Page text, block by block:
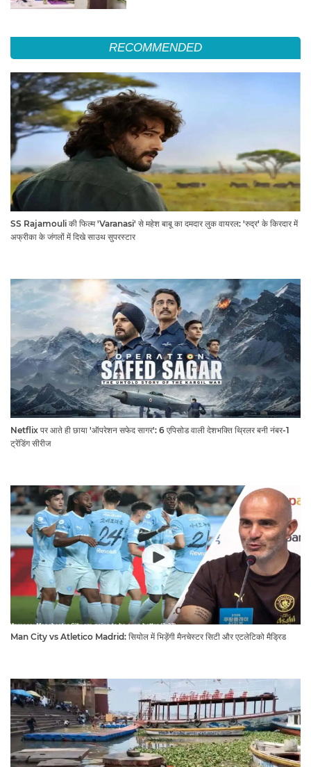
RECOMMENDED
SS Rajamouli की फिल्म 'Varanasi' से महेश बाबू का दमदार लुक वायरल: 'रुद्र' के किरदार में
अफ्रीका के जंगलों में दिखे साउथ सुपरस्टार
Netflix पर आते ही छाया 'ऑपरेशन सफेद सागर': 6 एपिसोड वाली देशभक्ति थ्रिलर बनी नंबर-1
ट्रेंडिंग सीरीज
Man City vs Atletico Madrid: सियोल में भिड़ेंगी मैनचेस्टर सिटी और एटलेटिको मैड्रिड